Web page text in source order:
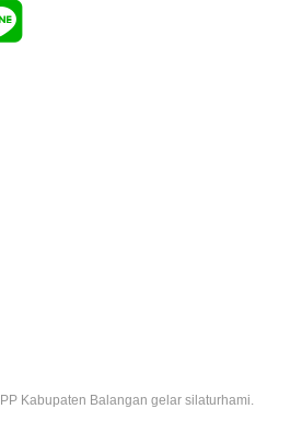
Kabupaten Balangan gelar silaturhami.